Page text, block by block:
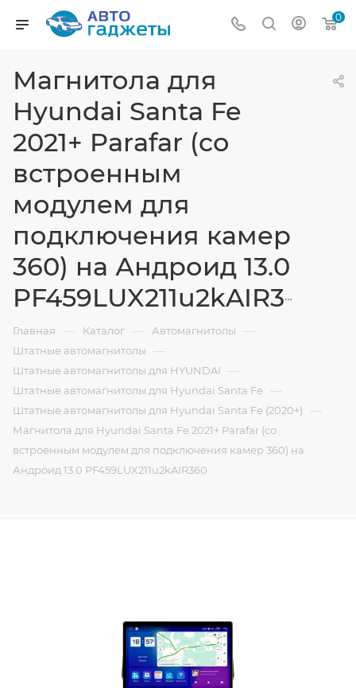
0
Магнитола для
Hyundai Santa Fe
2021+ Parafar (cо
встроенным
модулем для
подключения камер
360) на Андроид 13.0
PF459LUX211u2kAIR360
Главная — Каталог — Автомагнитолы —
Штатные автомагнитолы —
Штатные автомагнитолы для HYUNDAI —
Штатные автомагнитолы для Hyundai Santa Fe —
Штатные автомагнитолы для Hyundai Santa Fe (2020+) —
Магнитола для Hyundai Santa Fe 2021+ Parafar (cо
встроенным модулем для подключения камер 360) на
Андроид 13.0 PF459LUX211u2kAIR360